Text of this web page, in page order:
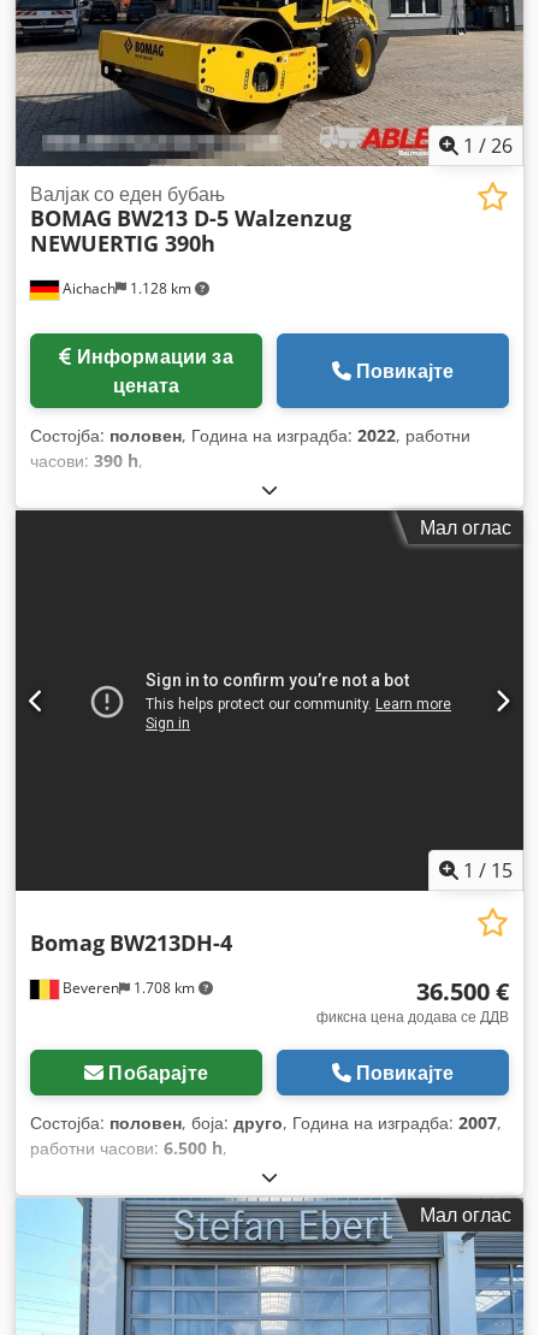
1 /26
Aichach 1.128 km
Валјак со еден бубањ
BOMAG BW213 D-5 Walzenzug
NEWUERTIG 390h
цената
Повикајте
Состојба: половен, Година на изградба: 2022, работни
часови: 390 h,
Мал оглас
1 / 15
Beveren 1.708 km
Bomag BW213DH-4
36.500 €
фиксна цена додава се ДДВ
Побарајте Повикајте
Состојба: половен, боја: друго, Година на изградба: 2007,
работни часови: 6.500 h,
Мал оглас